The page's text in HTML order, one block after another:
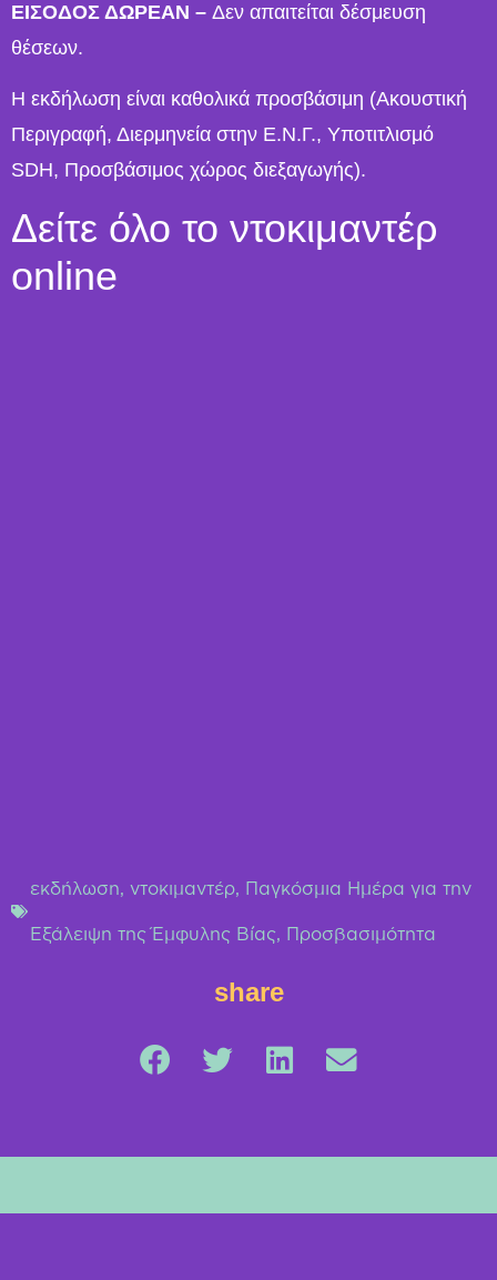
ΕΙΣΟΔΟΣ ΔΩΡΕΑΝ – Δεν απαιτείται δέσμευση
θέσεων.
Η εκδήλωση είναι καθολικά προσβάσιμη (Ακουστική
Περιγραφή, Διερμηνεία στην Ε.Ν.Γ., Υποτιτλισμό
SDH, Προσβάσιμος χώρος διεξαγωγής).
Δείτε όλο το ντοκιμαντέρ
online
εκδήλωση, ντοκιμαντέρ, Παγκόσμια Ημέρα για την
Εξάλειψη της Έμφυλης Βίας, Προσβασιμότητα
share